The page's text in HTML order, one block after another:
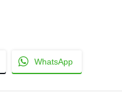
WhatsApp